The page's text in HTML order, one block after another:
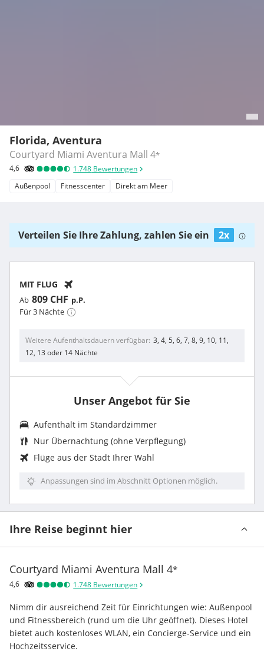
Florida, Aventura
Courtyard Miami Aventura Mall 4*
4,6 1.748 Bewertungen
Außenpool
Fitnesscenter Direkt am Meer
Verteilen Sie Ihre Zahlung, zahlen Sie ein 2x
MIT FLUG
Ab 809 CHF p.P.
Für 3 Nächte
Weitere Aufenthaltsdauern verfügbar 3, 4, 5, 6, 7, 8, 9, 10, 11,
12, 13 oder 14 Nächte
Unser Angebot für Sie
Aufenthalt im Standardzimmer
Nur Übernachtung (ohne Verpflegung)
Flüge aus der Stadt Ihrer Wahl
Anpassungen sind im Abschnitt Optionen möglich.
Ihre Reise beginnt hier
Courtyard Miami Aventura Mall 4*
4,6 1.748 Bewertungen
Nimm dir ausreichend Zeit für Einrichtungen wie: Außenpool
und Fitnessbereich (rund um die Uhr geöffnet). Dieses Hotel
bietet auch kostenloses WLAN, ein Concierge-Service und ein
Hochzeitsservice.